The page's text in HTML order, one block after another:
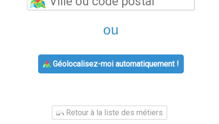
ou
Géolocalisez-moi automatiquement !
Retour à la liste des métiers